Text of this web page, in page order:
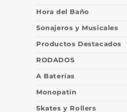
Hora del Baño
Sonajeros y Musicales
Productos Destacados
RODADOS
A Baterías
Monopatín
Skates y Rollers